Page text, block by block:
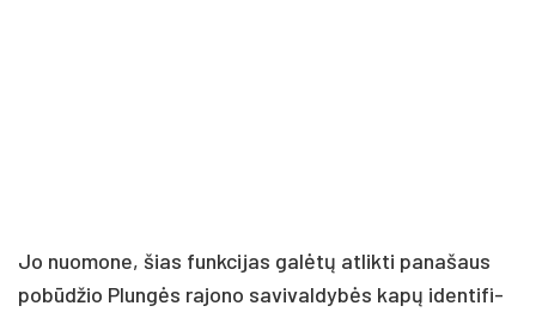
Jo nuo­mo­ne, šias funk­ci­jas ga­lė­tų at­lik­ti pa­na­šaus
po­bū­džio Plun­gės ra­jo­no sa­vi­val­dy­bės ka­pų iden­ti­fi­